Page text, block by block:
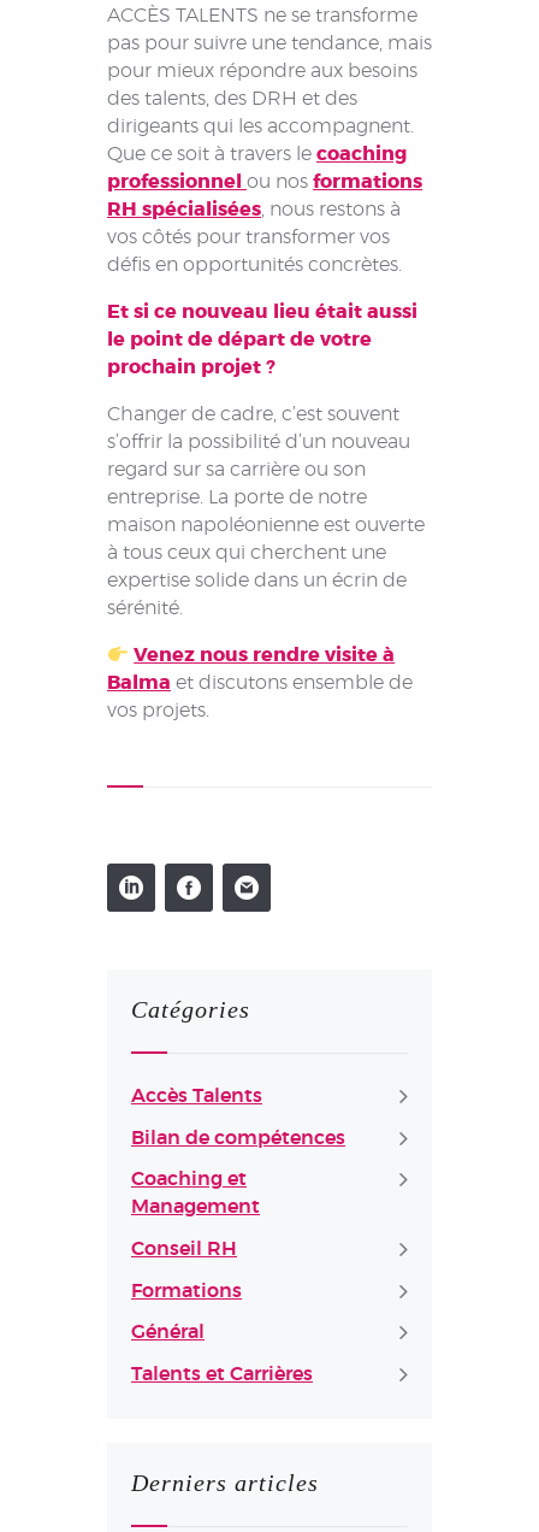
ACCÈS TALENTS ne se transforme
pas pour suivre une tendance, mais
pour mieux répondre aux besoins
des talents, des DRH et des
dirigeants qui les accompagnent.
Que ce soit à travers le coaching
professionnel ou nos formations
RH spécialisées , nous restons à
vos côtés pour transformer vos
défis en opportunités concrètes.
Et si ce nouveau lieu était aussi
le point de départ de votre
prochain projet ?
Changer de cadre, c’est souvent
s’offrir la possibilité d’un nouveau
regard sur sa carrière ou son
entreprise. La porte de notre
maison napoléonienne est ouverte
à tous ceux qui cherchent une
expertise solide dans un écrin de
sérénité.
Venez nous rendre visite à
Balma et discutons ensemble de
vos projets.
Catégories
Accès Talents
Bilan de compétences
Coaching et
Management
Conseil RH
Formations
Général
Talents et Carrières
Derniers articles